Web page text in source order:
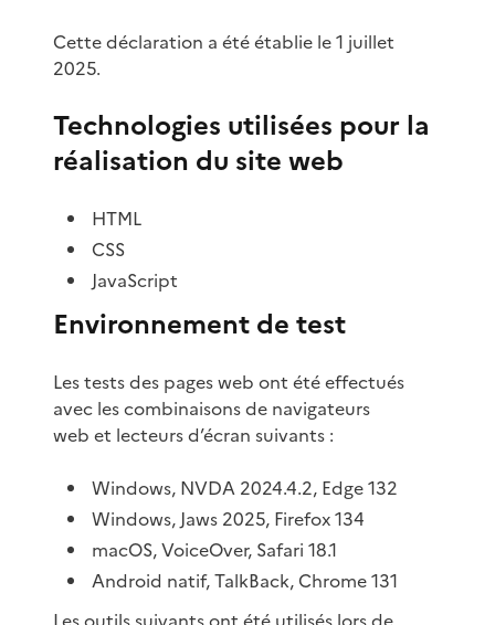
Cette déclaration a été établie le 1 juillet
2025.
Technologies utilisées pour la
réalisation du site web
HTML
CSS
JavaScript
Environnement de test
Les tests des pages web ont été effectués
avec les combinaisons de navigateurs
web et lecteurs d’écran suivants :
Windows, NVDA 2024.4.2, Edge 132
Windows, Jaws 2025, Firefox 134
macOS, VoiceOver, Safari 18.1
Android natif, TalkBack, Chrome 131